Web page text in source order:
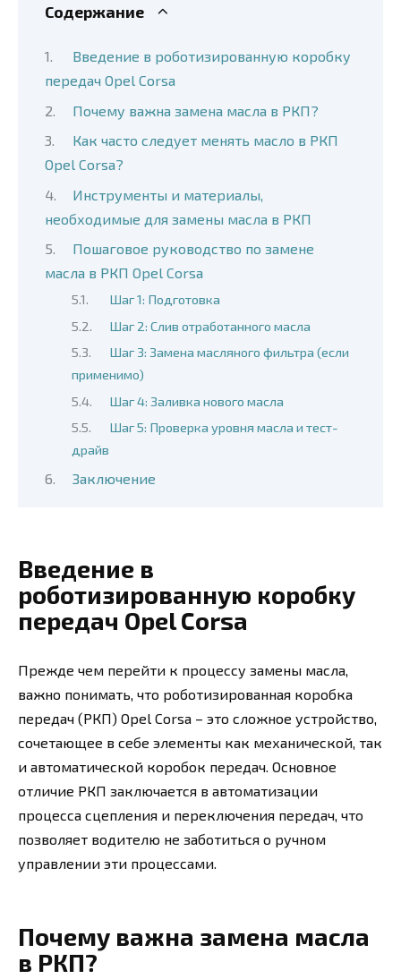
Содержание
Введение в роботизированную коробку
передач Opel Corsa
Почему важна замена масла в РКП?
Как часто следует менять масло в РКП
Opel Corsa?
Инструменты и материалы,
необходимые для замены масла в РКП
Пошаговое руководство по замене
масла в РКП Opel Corsa
Шаг 1: Подготовка
Шаг 2: Слив отработанного масла
Шаг 3: Замена масляного фильтра (если
применимо)
Шаг 4: Заливка нового масла
Шаг 5: Проверка уровня масла и тест-
драйв
Заключение
Введение в
роботизированную коробку
передач Opel Corsa
Прежде чем перейти к процессу замены масла,
важно понимать, что роботизированная коробка
передач (РКП) Opel Corsa – это сложное устройство,
сочетающее в себе элементы как механической, так
и автоматической коробок передач. Основное
отличие РКП заключается в автоматизации
процесса сцепления и переключения передач, что
позволяет водителю не заботиться о ручном
управлении эти процессами.
Почему важна замена масла
в РКП?